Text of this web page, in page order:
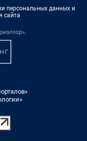
персональных данных и
сайта